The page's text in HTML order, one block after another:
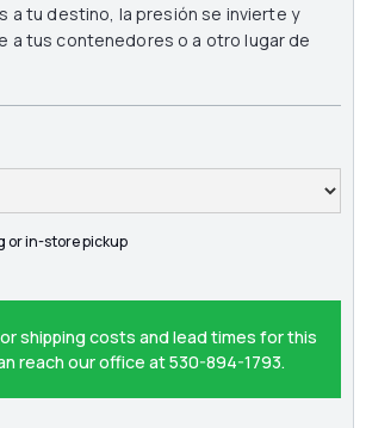
a tu destino, la presión se invierte y
a tus contenedores o a otro lugar de
or in-store pickup
shipping costs and lead times for this
reach our office at530-894-1793.